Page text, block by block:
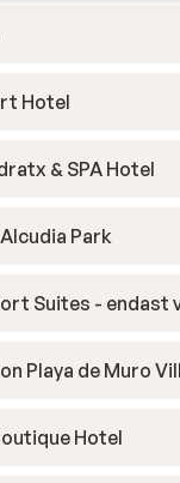
Hotel
& SPA Hotel
Park
Suites - endast
Playa de Muro
Hotel